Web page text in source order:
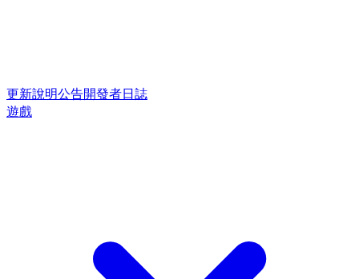
更新說明公告開發者日誌
遊戲